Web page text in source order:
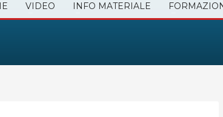
VIDEO INFO MATERIALE